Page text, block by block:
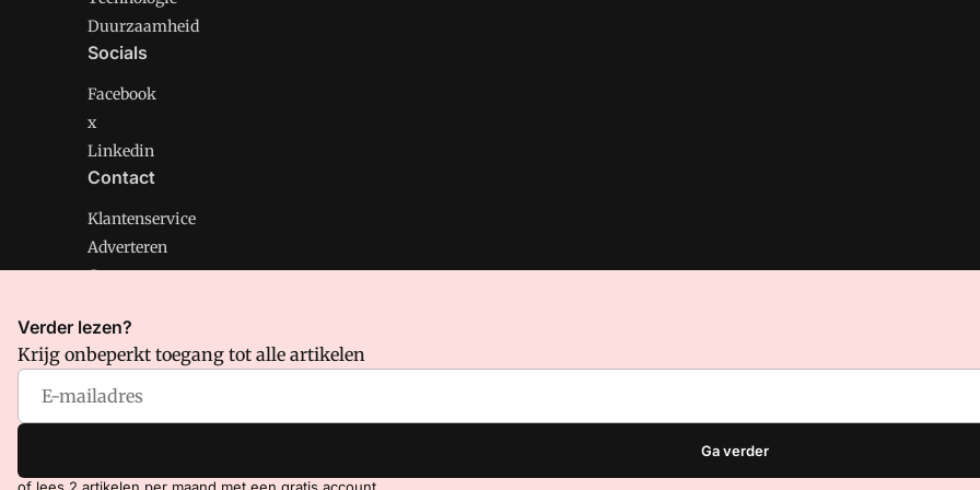
Duurzaamheid
Socials
Facebook
x
Linkedin
Contact
Klantenservice
Adverteren
Contact
CMweb is onderdeel van VMN media. Lees inons manifestwaar VMN media voor staat. Op gebruik van deze site zijn de
Voorwaarden
Verder lezen?
Krijg onbeperkt toegang tot alle artikelen
Ga verder